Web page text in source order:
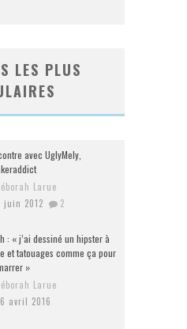
LES PLUS
avec UglyMely,
Larue
juin 2012
2
: « j’ai dessiné un hipster à
et tatouages comme ça pour
»
Larue
avril 2016